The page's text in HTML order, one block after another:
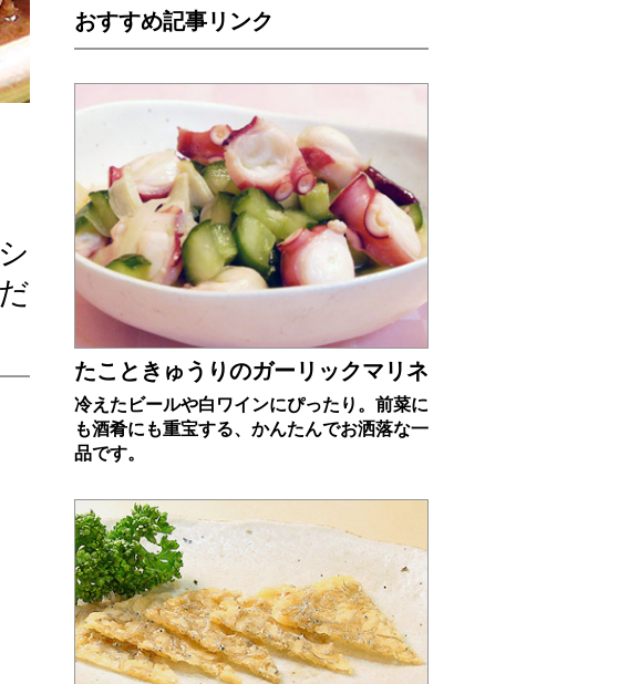
おすすめ記事リンク
たこときゅうりのガーリックマリネ
冷えたビールや白ワインにぴったり。前菜に
も酒肴にも重宝する、かんたんでお洒落な一
品です。